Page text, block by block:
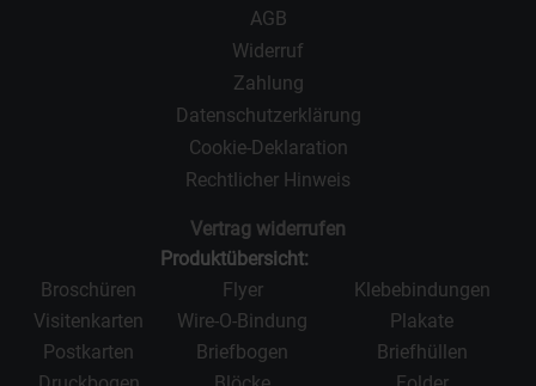
AGB
Widerruf
Zahlung
Datenschutzerklärung
Cookie-Deklaration
Rechtlicher Hinweis
Vertrag widerrufen
Produktübersicht:
Broschüren
Flyer
Klebebindungen
Visitenkarten
Wire-O-Bindung
Plakate
Postkarten
Briefbogen
Briefhüllen